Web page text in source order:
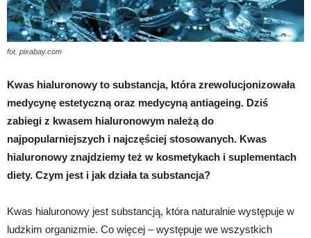
fot. pixabay.com
Kwas hialuronowy to substancja, która zrewolucjonizowała
medycynę estetyczną oraz medycyną antiageing. Dziś
zabiegi z kwasem hialuronowym należą do
najpopularniejszych i najczęściej stosowanych. Kwas
hialuronowy znajdziemy też w kosmetykach i suplementach
diety. Czym jest i jak działa ta substancja?
Kwas hialuronowy jest substancją, która naturalnie występuje w
ludzkim organizmie. Co więcej – występuje we wszystkich